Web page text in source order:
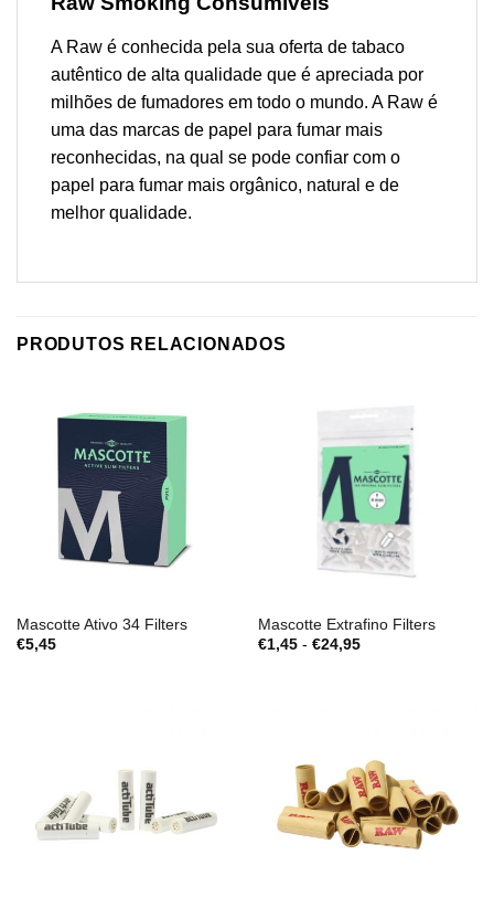
A Raw é conhecida pela sua oferta de tabaco
autêntico de alta qualidade que é apreciada por
milhões de fumadores em todo o mundo. A Raw é
uma das marcas de papel para fumar mais
reconhecidas, na qual se pode confiar com o
papel para fumar mais orgânico, natural e de
melhor qualidade.
PRODUTOS RELACIONADOS
Mascotte Ativo 34 Filters
€5,45
Mascotte Extrafino Filters
€1,45 - €24,95Gama